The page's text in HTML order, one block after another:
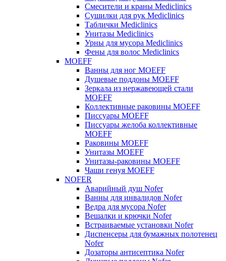
Смесители и краны Mediclinics
Сушилки для рук Mediclinics
Таблички Mediclinics
Унитазы Mediclinics
Урны для мусора Mediclinics
Фены для волос Mediclinics
MOEFF
Ванны для ног MOEFF
Душевые поддоны MOEFF
Зеркала из нержавеющей стали
MOEFF
Коллективные раковины MOEFF
Писсуары MOEFF
Писсуары желоба коллективные
MOEFF
Раковины MOEFF
Унитазы MOEFF
Унитазы-раковины MOEFF
Чаши генуя MOEFF
NOFER
Аварийный душ Nofer
Ванны для инвалидов Nofer
Ведра для мусора Nofer
Вешалки и крючки Nofer
Встраиваемые установки Nofer
Диспенсеры для бумажных полотенец
Nofer
Дозаторы антисептика Nofer